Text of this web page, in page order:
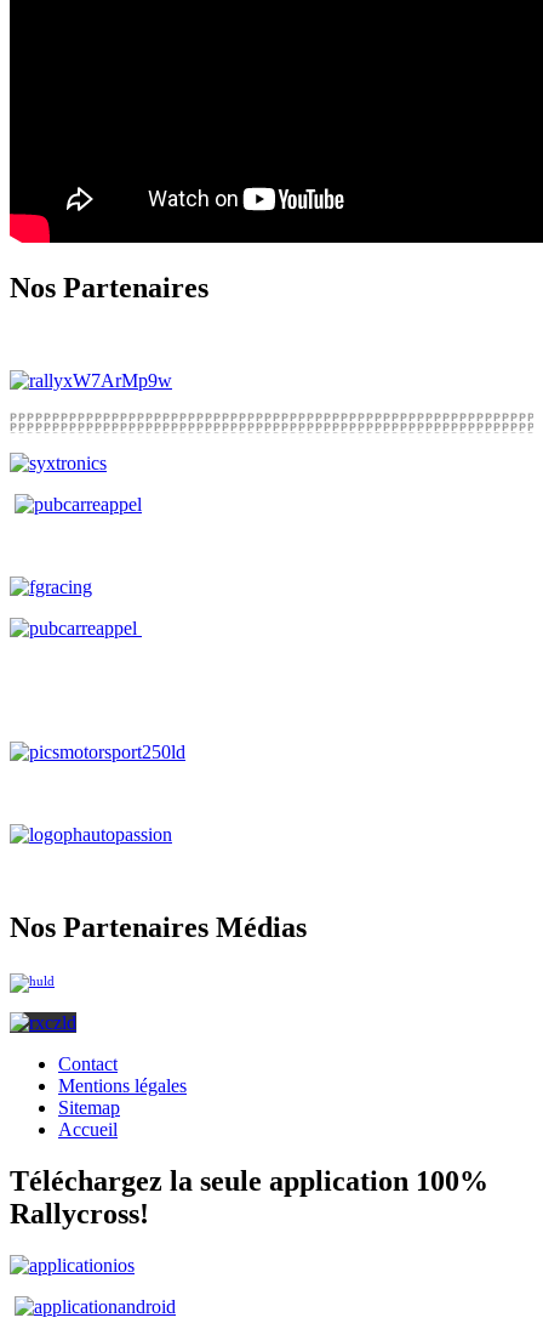
Nos Partenaires
Nos Partenaires Médias
Contact
Mentions légales
Sitemap
Accueil
Téléchargez la seule application 100%
Rallycross!